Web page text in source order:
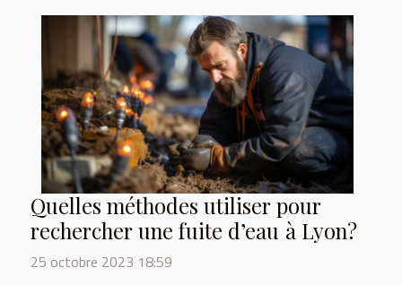
Quelles méthodes utiliser pour
rechercher une fuite d’eau à Lyon?
25 octobre 2023 18:59